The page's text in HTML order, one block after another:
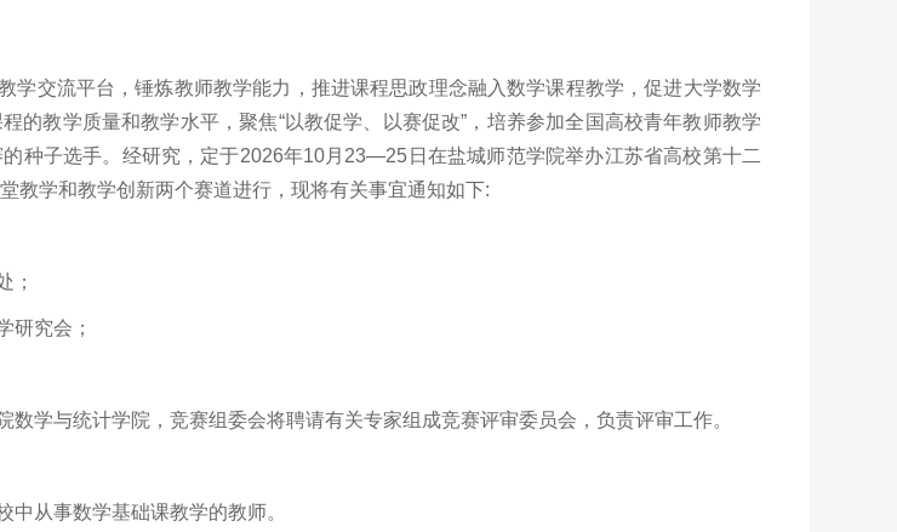
学交流平台，锤炼教师教学能力，推进课程思政理念融入数学课程教学，促进大学数学
的教学质量和教学水平，聚焦“以教促学、以赛促改”，培养参加全国高校青年教师教学
种子选手。经研究，定于2026年10月23—25日在盐城师范学院举办江苏省高校第十二
教学和教学创新两个赛道进行，现将有关事宜通知如下:
；
研究会；
数学与统计学院，竞赛组委会将聘请有关专家组成竞赛评审委员会，负责评审工作。
从事数学基础课教学的教师。